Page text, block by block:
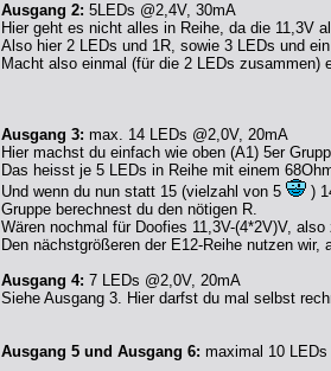
Ausgang 2: 5LEDs @2,4V, 30mA
Hier geht es nicht alles in Reihe, da die 11,3V
Also hier 2 LEDs und 1R, sowie 3 LEDs und
Macht also einmal (für die 2 LEDs zusammen)
Ausgang 3: max. 14 LEDs @2,0V, 20mA
Hier machst du einfach wie oben (A1) 5er
Das heisst je 5 LEDs in Reihe mit einem
Und wenn du nun statt 15 (vielzahl von 5
)
Gruppe berechnest du den nötigen R.
Wären nochmal für Doofies 11,3V-(4*2V)V,
Den nächstgrößeren der E12-Reihe nutzen wir,
Ausgang 4: 7 LEDs @2,0V, 20mA
Siehe Ausgang 3. Hier darfst du mal selbst
Ausgang 5 und Ausgang 6: maximal 10